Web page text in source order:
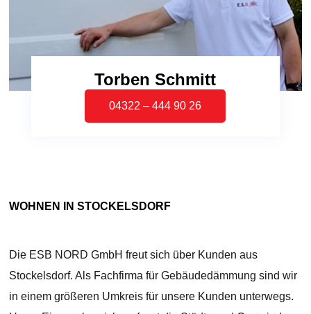
Torben Schmitt
04322 – 444 90 26
WOHNEN IN STOCKELSDORF
Die ESB NORD GmbH freut sich über Kunden aus
Stockelsdorf. Als Fachfirma für Gebäudedämmung sind wir
in einem größeren Umkreis für unsere Kunden unterwegs.